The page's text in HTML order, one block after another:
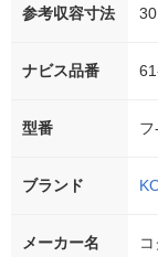
参考収容寸法 30
ナビス品番
型番
ブランド
メーカー名